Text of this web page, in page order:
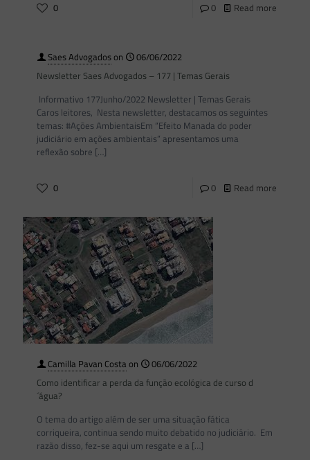
0 0 Read more
Saes Advogadoson
06/06/2022
Newsletter Saes Advogados – 177 | Temas Gerais
Informativo 177Junho/2022 Newsletter | Temas Gerais
Caros leitores, Nesta newsletter, destacamos os seguintes
temas: #Ações AmbientaisEm “Efeito Manada do poder
judiciário em ações ambientais” apresentamos uma
reflexão sobre […]
0 0 Read more
Camilla Pavan Costa on
06/06/2022
Como identificar a perda da função ecológica de curso d
´água?
O tema do artigo além de ser uma situação fática
corriqueira, continua sendo muito debatido no judiciário. Em
razão disso, fez-se aqui um resgate e a […]